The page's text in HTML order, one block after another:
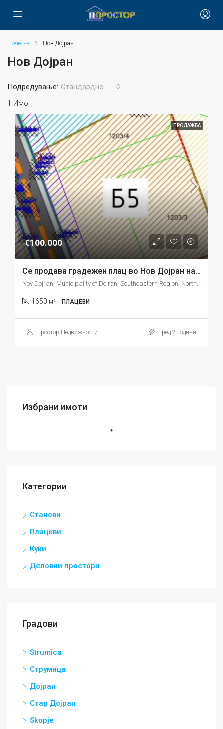
Почетна Нов Дојран
Нов Дојран
1 Имот
Подредување: Стандардно
ПРОДАЖБА
€100.000
Се продава градежен плац во Нов Дојран наспроти хотел Дан Дар, 1650м2
Nov Dojran, Municipality of Dojran, Southeastern Region, North Macedonia
1650 м² ПЛАЦЕВИ
Простор Недвижности пред 2 години
Избрани имоти
Категории
Станови
Плацеви
Куќи
Деловни простори
Градови
Strumica
Струмица
Дојран
Стар Дојран
Skopje